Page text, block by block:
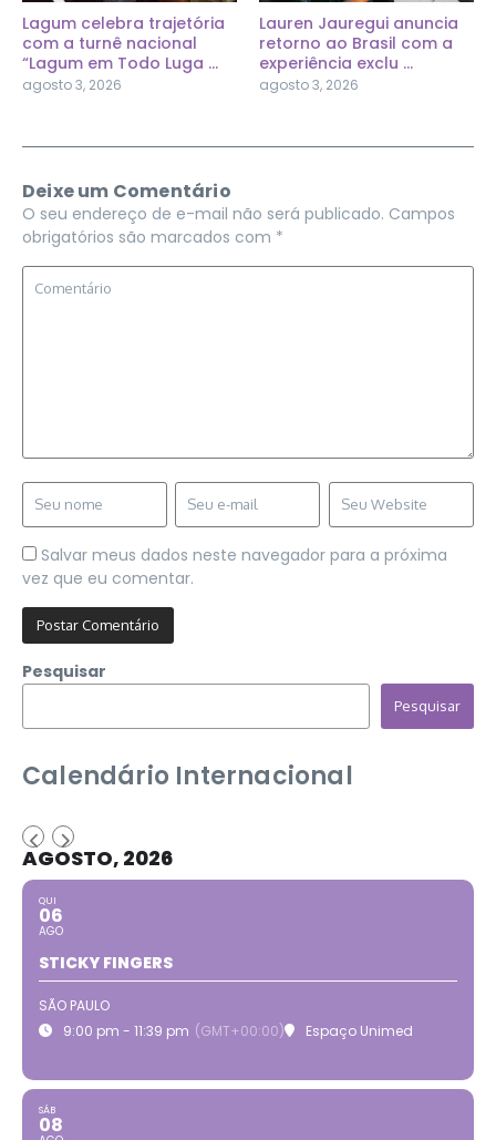
Lagum celebra trajetória
com a turnê nacional
“Lagum em Todo Luga ...
agosto 3, 2026
Lauren Jauregui anuncia
retorno ao Brasil com a
experiência exclu ...
agosto 3, 2026
Deixe um Comentário
O seu endereço de e-mail não será publicado. Campos
obrigatórios são marcados com *
Salvar meus dados neste navegador para a próxima
vez que eu comentar.
Pesquisar
Pesquisar
Calendário Internacional
AGOSTO, 2026
QUI
06
AGO
STICKY FINGERS
SÃO PAULO
9:00 pm - 11:39 pm (GMT+00:00) Espaço Unimed
SÁB
08